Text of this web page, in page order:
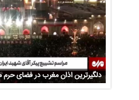
دلگیرترین اذان مغرب در فضای